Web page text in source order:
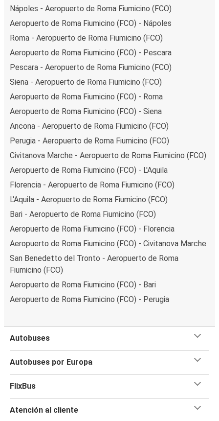
Nápoles - Aeropuerto de Roma Fiumicino (FCO)
Aeropuerto de Roma Fiumicino (FCO) - Nápoles
Roma - Aeropuerto de Roma Fiumicino (FCO)
Aeropuerto de Roma Fiumicino (FCO) - Pescara
Pescara - Aeropuerto de Roma Fiumicino (FCO)
Siena - Aeropuerto de Roma Fiumicino (FCO)
Aeropuerto de Roma Fiumicino (FCO) - Roma
Aeropuerto de Roma Fiumicino (FCO) - Siena
Ancona - Aeropuerto de Roma Fiumicino (FCO)
Perugia - Aeropuerto de Roma Fiumicino (FCO)
Civitanova Marche - Aeropuerto de Roma Fiumicino (FCO)
Aeropuerto de Roma Fiumicino (FCO) - L'Aquila
Florencia - Aeropuerto de Roma Fiumicino (FCO)
L'Aquila - Aeropuerto de Roma Fiumicino (FCO)
Bari - Aeropuerto de Roma Fiumicino (FCO)
Aeropuerto de Roma Fiumicino (FCO) - Florencia
Aeropuerto de Roma Fiumicino (FCO) - Civitanova Marche
San Benedetto del Tronto - Aeropuerto de Roma
Fiumicino (FCO)
Aeropuerto de Roma Fiumicino (FCO) - Bari
Aeropuerto de Roma Fiumicino (FCO) - Perugia
Autobuses
Autobuses por Europa
FlixBus
Atención al cliente